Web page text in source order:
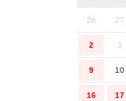
26 27
2 3
9 10
16 17